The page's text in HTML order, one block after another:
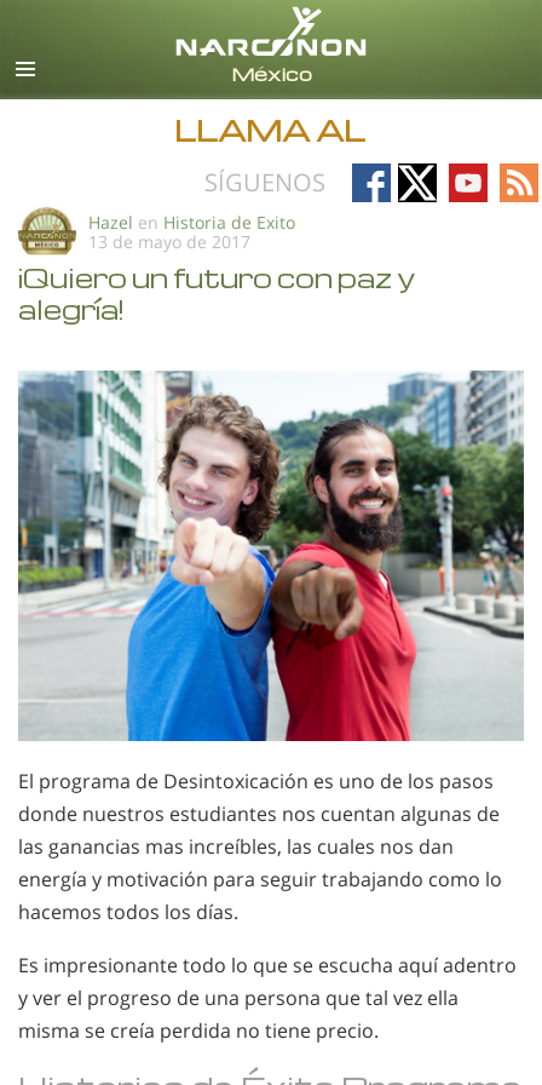
Español
Todas las Regiones/Idiomas
LLAMA AL
SÍGUENOS
Follow
on
Follow
on
Follow
on
on
Hazel en Historia de Exito
13 de mayo de 2017
¡Quiero un futuro con paz y
alegría!
El programa de Desintoxicación es uno de los pasos
donde nuestros estudiantes nos cuentan algunas de
las ganancias mas increíbles, las cuales nos dan
energía y motivación para seguir trabajando como lo
hacemos todos los días.
Es impresionante todo lo que se escucha aquí adentro
y ver el progreso de una persona que tal vez ella
misma se creía perdida no tiene precio.